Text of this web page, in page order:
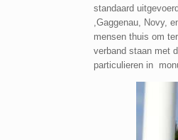
standaard
,Gaggenau, Novy,
mensen thuis om
verband staan met
particulieren in